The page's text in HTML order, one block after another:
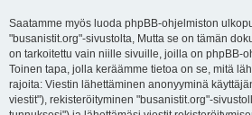
Saatamme myös luoda phpBB-ohjelmiston
"busanistit.org"-sivustolta, Mutta se on tämän
on tarkoitettu vain niille sivuille, joilla on phpBB-
Toinen tapa, jolla keräämme tietoa on se, mitä
rajoita: Viestin lähettäminen anonyyminä
viestit"), rekisteröityminen "busanistit.org"-